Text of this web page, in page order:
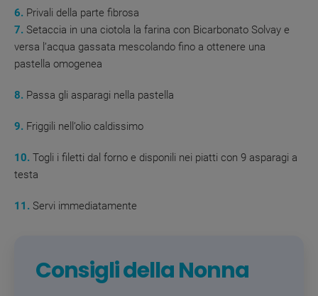
6. Privali della parte fibrosa
7. Setaccia in una ciotola la farina con Bicarbonato Solvay e
versa l’acqua gassata mescolando fino a ottenere una
pastella omogenea
8. Passa gli asparagi nella pastella
9. Friggili nell’olio caldissimo
10. Togli i filetti dal forno e disponili nei piatti con 9 asparagi a
testa
11. Servi immediatamente
Consigli della Nonna